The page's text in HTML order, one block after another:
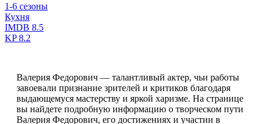
1-6 сезоны
Кухня
IMDB 8.5
KP8.2
Валерия Федорович — талантливый актер, чьи работы
завоевали признание зрителей и критиков благодаря
выдающемуся мастерству и яркой харизме. На странице
вы найдете подробную информацию о творческом пути
Валерия Федорович, его достижениях и участии в